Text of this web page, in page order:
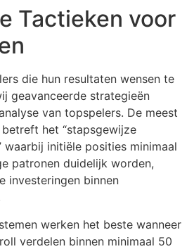
Tactieken voor
die hun resultaten wensen te
geavanceerde strategieën
van topspelers. De meest
het “stapsgewijze
waarbij initiële posities minimaal
patronen duidelijk worden,
investeringen binnen
werken het beste wanneer
verdelen binnen minimaal 50